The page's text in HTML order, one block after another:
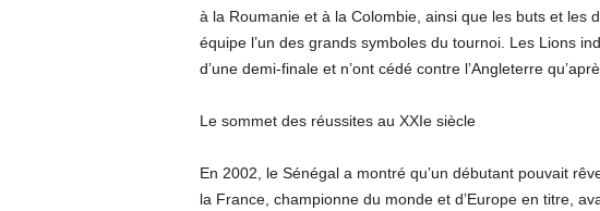
à la Roumanie et à la Colombie, ainsi que les buts et les
équipe l’un des grands symboles du tournoi. Les Lions
d’une demi-finale et n’ont cédé contre l’Angleterre
Le sommet des réussites au XXIe siècle
En 2002, le Sénégal a montré qu’un débutant pouvait
la France, championne du monde et d’Europe en titre,